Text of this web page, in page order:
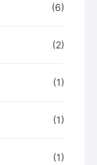
(6)
(2)
(1)
(1)
(1)